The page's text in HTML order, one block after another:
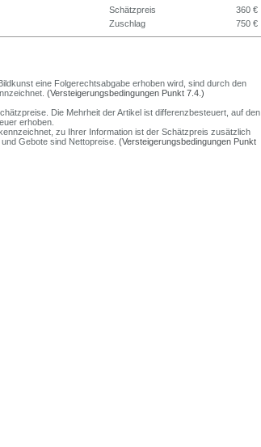
Schätzpreis
360 €
Zuschlag
750 €
eine Folgerechtsabgabe erhoben wird, sind durch den
(Versteigerungsbedingungen Punkt 7.4.)
Die Mehrheit der Artikel ist differenzbesteuert, auf den
erhoben.
zu Ihrer Information ist der Schätzpreis zusätzlich
Gebote sind Nettopreise. (Versteigerungsbedingungen Punkt